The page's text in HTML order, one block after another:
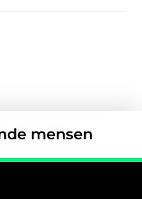
mensen